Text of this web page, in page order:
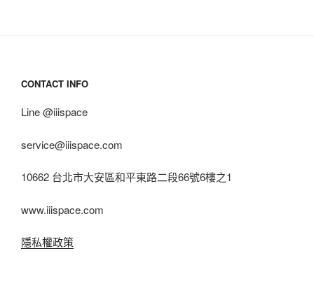
CONTACT INFO
Line @iiispace
service@iiispace.com
10662 台北市大安區和平東路二段66號6樓之1
www.iiispace.com
隱私權政策